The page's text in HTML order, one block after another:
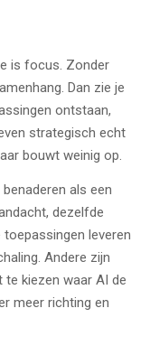
is focus. Zonder
Dan zie je
ontstaan,
strategisch echt
bouwt weinig op.
als een
dezelfde
leveren
Andere zijn
kiezen waar AI de
meer richting en